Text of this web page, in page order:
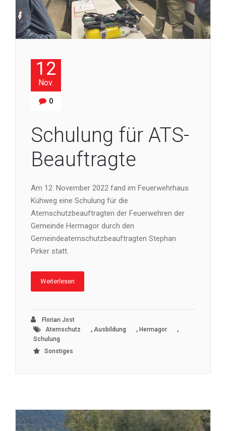
12
Nov.
0
Schulung für ATS-
Beauftragte
Am 12. November 2022 fand im Feuerwehrhaus
Kühweg eine Schulung für die
Atemschutzbeauftragten der Feuerwehren der
Gemeinde Hermagor durch den
Gemeindeatemschutzbeauftragten Stephan
Pirker statt.
Weiterlesen
Florian Jost
Atemschutz
, Ausbildung , Hermagor ,
Schulung
Sonstiges